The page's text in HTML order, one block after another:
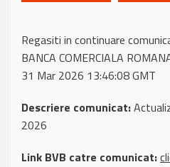
Regasiti in continuare
BANCA COMERCIALA
31 Mar 2026 13:46:08 GMT
Descriere comunicat:
2026
Link BVB catre comunicat: